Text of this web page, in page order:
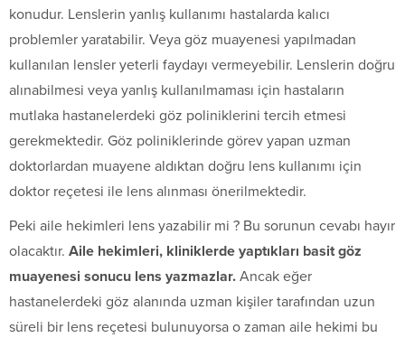
konudur. Lenslerin yanlış kullanımı hastalarda kalıcı
problemler yaratabilir. Veya göz muayenesi yapılmadan
kullanılan lensler yeterli faydayı vermeyebilir. Lenslerin doğru
alınabilmesi veya yanlış kullanılmaması için hastaların
mutlaka hastanelerdeki göz poliniklerini tercih etmesi
gerekmektedir. Göz poliniklerinde görev yapan uzman
doktorlardan muayene aldıktan doğru lens kullanımı için
doktor reçetesi ile lens alınması önerilmektedir.
Peki aile hekimleri lens yazabilir mi ? Bu sorunun cevabı hayır
olacaktır. Aile hekimleri, kliniklerde yaptıkları basit göz
muayenesi sonucu lens yazmazlar. Ancak eğer
hastanelerdeki göz alanında uzman kişiler tarafından uzun
süreli bir lens reçetesi bulunuyorsa o zaman aile hekimi bu